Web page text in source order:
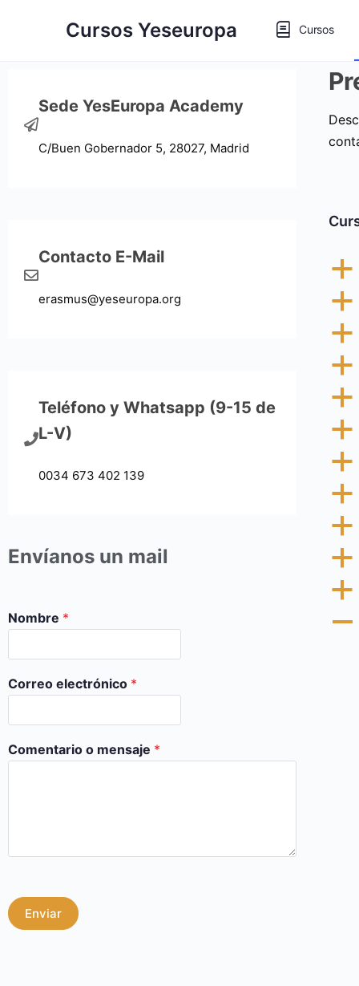
Cursos Yeseuropa Cursos
Sede YesEuropa Academy
C/Buen Gobernador 5, 28027, Madrid
Contacto E-Mail
erasmus@yeseuropa.org
Teléfono y Whatsapp (9-15 de
L-V)
0034 673 402 139
Envíanos un mail
Nombre *
Correo electrónico *
Comentario o mensaje *
Enviar
a
a
a
a
a
a
a
a
a
a
a
A